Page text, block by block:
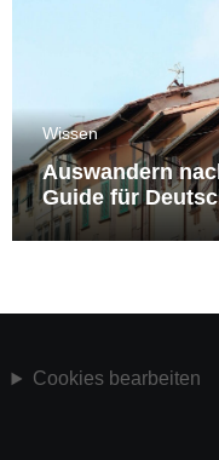
Wissen
Auswandern
Guide für
Cookies bearbeiten